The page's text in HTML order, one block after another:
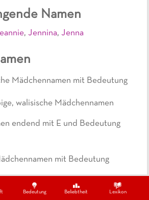
Bedeutung Beliebtheit Lexikon
Namen
, Jennina, Jenna
Mädchennamen mit Bedeutung
walisische Mädchennamen
endend mit E und Bedeutung
mit Bedeutung